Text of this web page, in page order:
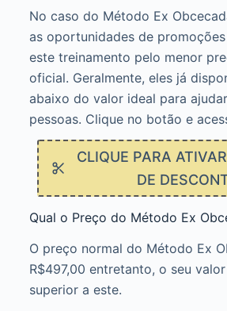
No caso do Método Ex
as oportunidades de
este treinamento pelo menor
oficial. Geralmente, eles já
abaixo do valor ideal para
pessoas. Clique no botão e
CLIQUE PARA
DE
Qual o Preço do Método Ex
O preço normal do Método Ex
R$497,00 entretanto, o seu
superior a este.